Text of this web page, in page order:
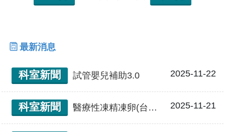
能搭配生育計畫一併安排治療。
最新消息
科室新聞 試管嬰兒補助3.0 2025-11-22
科室新聞 醫療性凍精凍卵(台中市衛生局補助篇) 2025-11-21